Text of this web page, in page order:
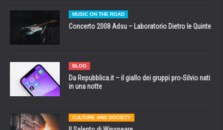
MUSIC ON THE ROAD
Concerto 2008 Adsu – Laboratorio Dietro le Quinte
BLOG
Da Repubblica.it – il giallo dei gruppi pro-Silvio nati
in una notte
CULTURE AND SOCIETY